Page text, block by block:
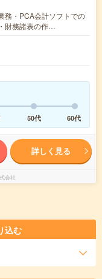
務・PCA会計ソフトでの
財務諸表の作…
50代 60代
詳しく見る
会社
込む